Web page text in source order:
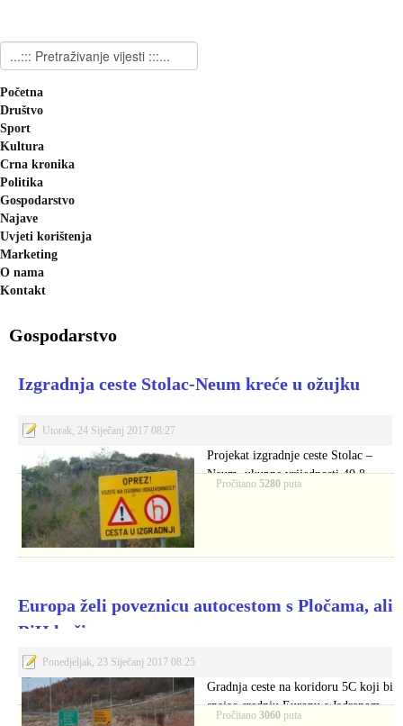
Početna
Društvo
Sport
Kultura
Crna kronika
Politika
Gospodarstvo
Najave
Uvjeti korištenja
Marketing
O nama
Kontakt
Gospodarstvo
Izgradnja ceste Stolac-Neum kreće u ožujku
Utorak, 24 Siječanj 2017 08:27
Projekat izgradnje ceste Stolac –
Neum, ukupne vrijednosti 40,8
milijuna eura, trebao…
Pročitano 5280 puta
Europa želi poveznicu autocestom s Pločama, ali
BiH koči
Ponedjeljak, 23 Siječanj 2017 08:25
Gradnja ceste na koridoru 5C koji bi
spajao srednju Europu s Jadranom…
Pročitano 3060 puta